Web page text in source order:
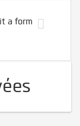
a form